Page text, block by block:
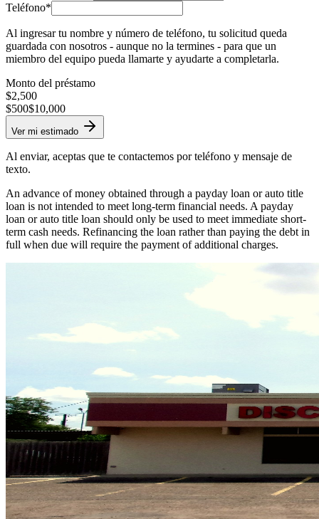
Teléfono*
Al ingresar tu nombre y número de teléfono, tu solicitud queda
guardada con nosotros - aunque no la termines - para que un
miembro del equipo pueda llamarte y ayudarte a completarla.
Monto del préstamo
$2,500
$500$10,000
Ver mi estimado
Al enviar, aceptas que te contactemos por teléfono y mensaje de
texto.
An advance of money obtained through a payday loan or auto title
loan is not intended to meet long-term financial needs. A payday
loan or auto title loan should only be used to meet immediate short-
term cash needs. Refinancing the loan rather than paying the debt in
full when due will require the payment of additional charges.